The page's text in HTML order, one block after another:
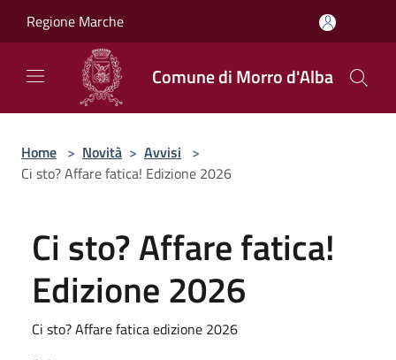
Regione Marche
Comune di Morro d'Alba
Home > Novità > Avvisi >
Ci sto? Affare fatica! Edizione 2026
Ci sto? Affare fatica!
Edizione 2026
Ci sto? Affare fatica edizione 2026